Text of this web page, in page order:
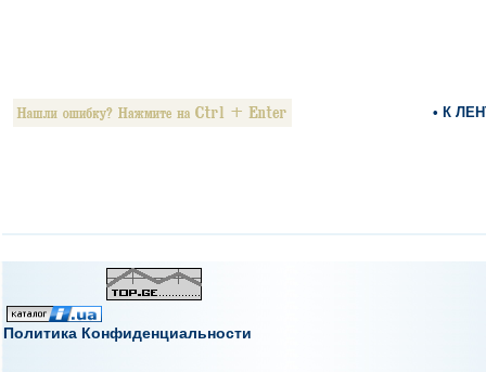
• К
Политика Конфиденциальности